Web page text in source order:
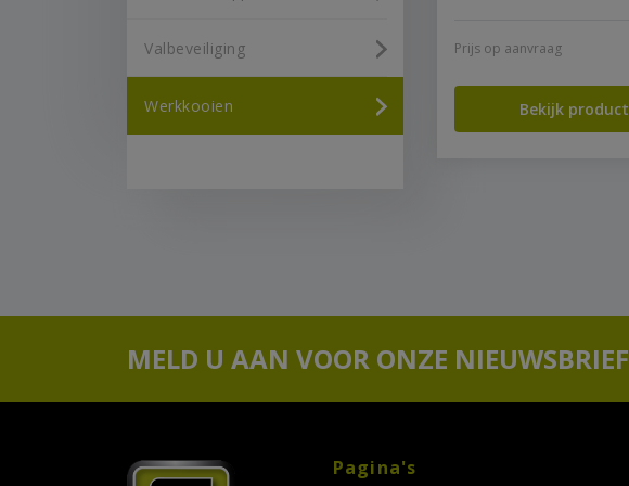
Valbeveiliging
Werkkooien
Prijs op aanvraag
Bekijk product
MELD U AAN VOOR ONZE NIEUWSBRIEF
Pagina's